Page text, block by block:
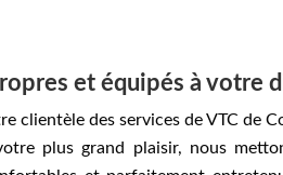
et équipés à votre
clientèle des services de VTC de
plus grand plaisir, nous